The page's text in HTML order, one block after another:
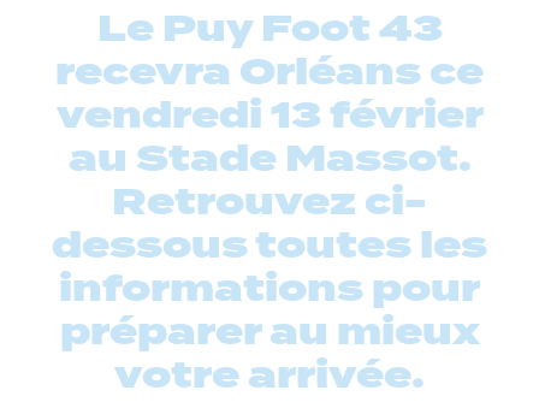
Le Puy Foot 43
recevra Orléans ce
vendredi 13 février
au Stade Massot.
Retrouvez ci-
dessous toutes les
informations pour
préparer au mieux
votre arrivée.